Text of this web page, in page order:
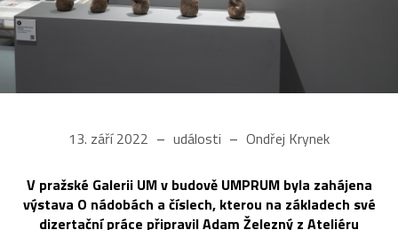
13. září 2022 události Ondřej Krynek
V pražské Galerii UM v budově UMPRUM byla zahájena
výstava O nádobách a číslech, kterou na základech své
dizertační práce připravil Adam Železný z Ateliéru